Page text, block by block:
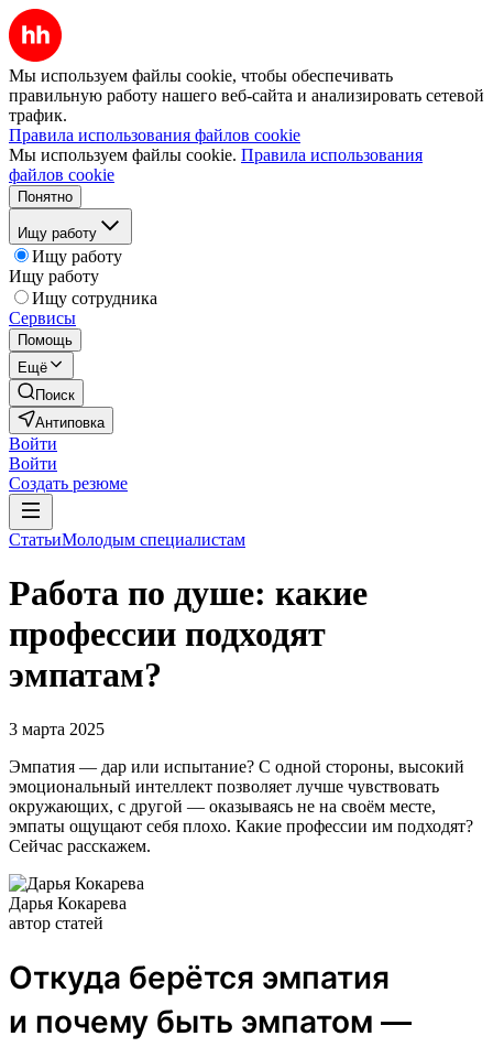
Мы используем файлы cookie, чтобы обеспечивать
правильную работу нашего веб-сайта и анализировать сетевой
трафик.
Правила использования файлов cookie
Мы используем файлы cookie. Правила использования
файлов cookie
Понятно
Ищу работу
Ищу работу
Ищу работу
Ищу сотрудника
Сервисы
Помощь
Ещё
Поиск
Антиповка
Войти
Войти
Создать резюме
СтатьиМолодым специалистам
Работа по душе: какие
профессии подходят
эмпатам?
3 марта 2025
Эмпатия — дар или испытание? С одной стороны, высокий
эмоциональный интеллект позволяет лучше чувствовать
окружающих, с другой — оказываясь не на своём месте,
эмпаты ощущают себя плохо. Какие профессии им подходят?
Сейчас расскажем.
Дарья Кокарева
автор статей
Откуда берётся эмпатия
и почему быть эмпатом —